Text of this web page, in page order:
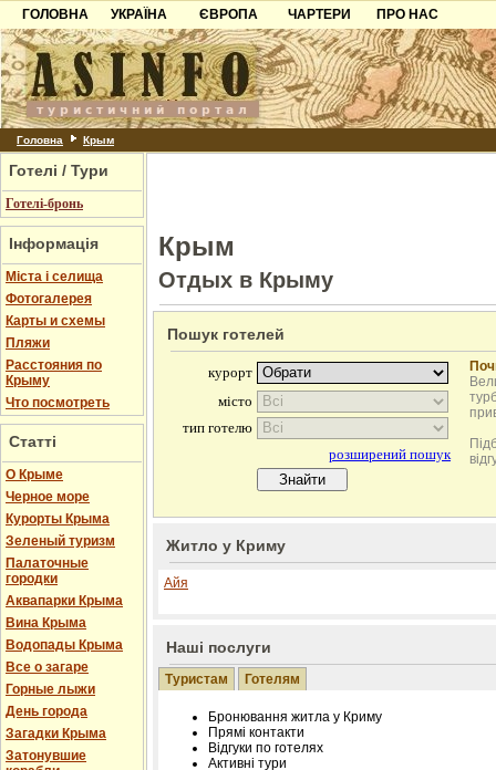
ГОЛОВНА
УКРАЇНА
Карпати
Азов
Причорноморря
Шацьк
ЄВРОПА
Чорногорія
Хорватія
Болгарія
ЧАРТЕРИ
ПРО НАС
Контакти
Партнерам
Додати готель
Головна Крым
Готелі / Тури
Готелі-бронь
Інформація
Міста і селища
Фотогалерея
Карты и схемы
Пляжи
Расстояния по
Крыму
Что посмотреть
Статті
О Крыме
Черное море
Курорты Крыма
Зеленый туризм
Палаточные
городки
Аквапарки Крыма
Вина Крыма
Водопады Крыма
Все о загаре
Горные лыжи
День города
Загадки Крыма
Затонувшие
Крым
Отдых в Крыму
Пошук готелей
Житло у Криму
Айя
Наші послуги
Туристам Готелям
Бронювання житла у Криму
Прямі контакти
Відгуки по готелях
Активні тури